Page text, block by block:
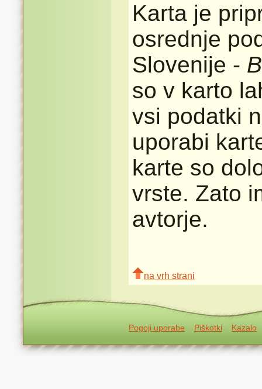
Karta je
osrednje
Slovenije -
so v karto
vsi podatki
uporabi
karte so
vrste. Zato
avtorje.
na vrh strani
Pogoji uporabe Piškotki Kazalo